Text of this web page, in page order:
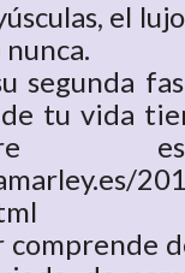
el
segunda
de tu vida
este